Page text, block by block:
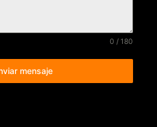
0 / 180
mensaje